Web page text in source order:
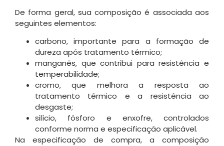
De forma geral, sua composição é associada aos
seguintes elementos:
carbono, importante para a formação de
dureza após tratamento térmico;
manganês, que contribui para resistência e
temperabilidade;
cromo, que melhora a resposta ao
tratamento térmico e a resistência ao
desgaste;
silício, fósforo e enxofre, controlados
conforme norma e especificação aplicável.
Na especificação de compra, a composição